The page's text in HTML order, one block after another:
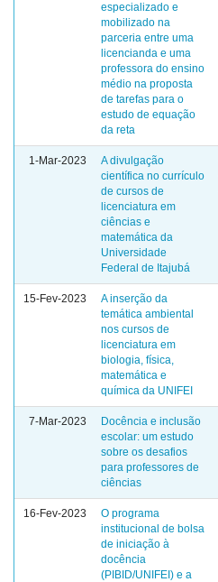
especializado e
mobilizado na
parceria entre uma
licencianda e uma
professora do ensino
médio na proposta
de tarefas para o
estudo de equação
da reta
1-Mar-2023
A divulgação
científica no currículo
de cursos de
licenciatura em
ciências e
matemática da
Universidade
Federal de Itajubá
15-Fev-2023
A inserção da
temática ambiental
nos cursos de
licenciatura em
biologia, física,
matemática e
química da UNIFEI
7-Mar-2023
Docência e inclusão
escolar: um estudo
sobre os desafios
para professores de
ciências
16-Fev-2023
O programa
institucional de bolsa
de iniciação à
docência
(PIBID/UNIFEI) e a